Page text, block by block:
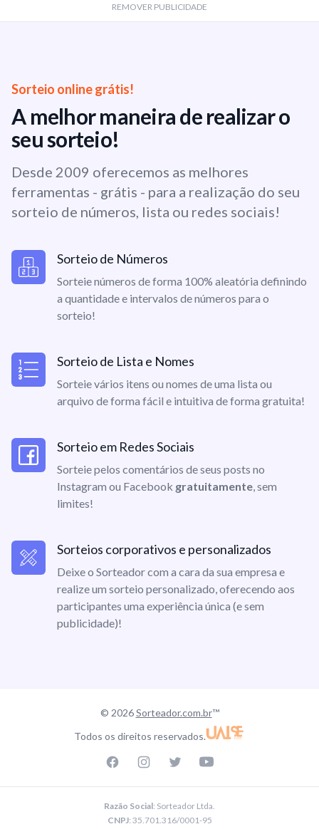
REMOVER PUBLICIDADE
Sorteio online grátis!
A melhor maneira de realizar o
seu sorteio!
Desde 2009 oferecemos as melhores
ferramentas - grátis - para a realização do seu
sorteio de números, lista ou redes sociais!
Sorteio de Números
Sorteie números de forma 100% aleatória definindo
a quantidade e intervalos de números para o
sorteio!
Sorteio de Lista e Nomes
Sorteie vários itens ou nomes de uma lista ou
arquivo de forma fácil e intuitiva de forma gratuita!
Sorteio em Redes Sociais
Sorteie pelos comentários de seus posts no
Instagram ou Facebook gratuitamente, sem
limites!
Sorteios corporativos e personalizados
Deixe o Sorteador com a cara da sua empresa e
realize um sorteio personalizado, oferecendo aos
participantes uma experiência única (e sem
publicidade)!
© 2026Sorteador.com.br™
Todos os direitos reservados.
Razão Social: Sorteador Ltda.
CNPJ: 35.701.316/0001-95